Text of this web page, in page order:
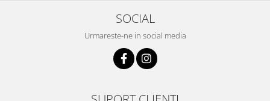
SOCIAL
Urmareste-ne in social media